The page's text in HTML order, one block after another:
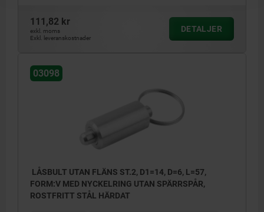
111,82 kr
exkl. moms
Exkl. leveranskostnader
DETALJER
03098
LÅSBULT UTAN FLÄNS ST.2, D1=14, D=6, L=57,
FORM:V MED NYCKELRING UTAN SPÄRRSPÅR,
ROSTFRITT STÅL HÄRDAT